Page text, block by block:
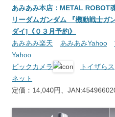
あみあみ本店：METAL ROBOT
リーダムガンダム 『機動戦士ガ
ダイ]《０３月予約》
あみあみ楽天
あみあみYahoo
Yahoo
ビックカメラ
トイザらス
ネット
定価：14,040円、